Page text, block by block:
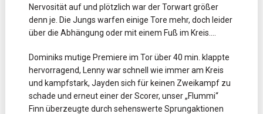
Nervosität auf und plötzlich war der Torwart größer
denn je. Die Jungs warfen einige Tore mehr, doch leider
über die Abhängung oder mit einem Fuß im Kreis….
Dominiks mutige Premiere im Tor über 40 min. klappte
hervorragend, Lenny war schnell wie immer am Kreis
und kampfstark, Jayden sich für keinen Zweikampf zu
schade und erneut einer der Scorer, unser „Flummi“
Finn überzeugte durch sehenswerte Sprungaktionen